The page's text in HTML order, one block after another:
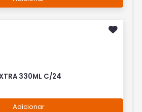
330ML C/24
Adicionar